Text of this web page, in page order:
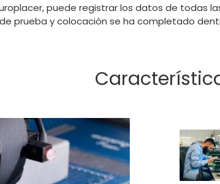
puede registrar los datos de todas
prueba y colocación se ha completado